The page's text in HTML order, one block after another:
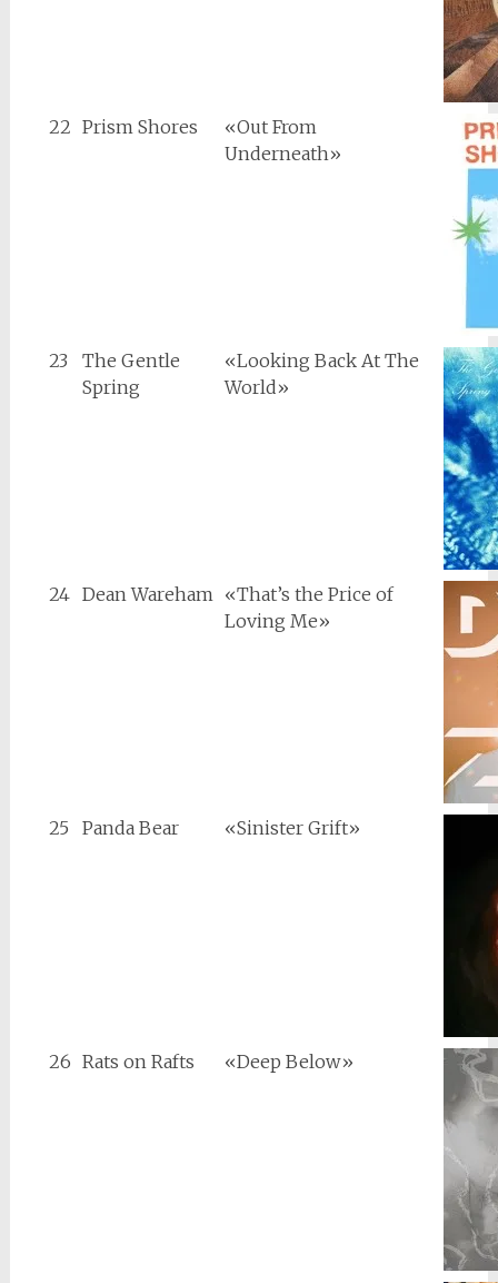
22 Prism Shores
«Out From
Underneath»
23
The Gentle
Spring
«Looking Back At The
World»
24 Dean Wareham «That’s the Price of
Loving Me»
25 Panda Bear «Sinister Grift»
26 Rats on Rafts «Deep Below»